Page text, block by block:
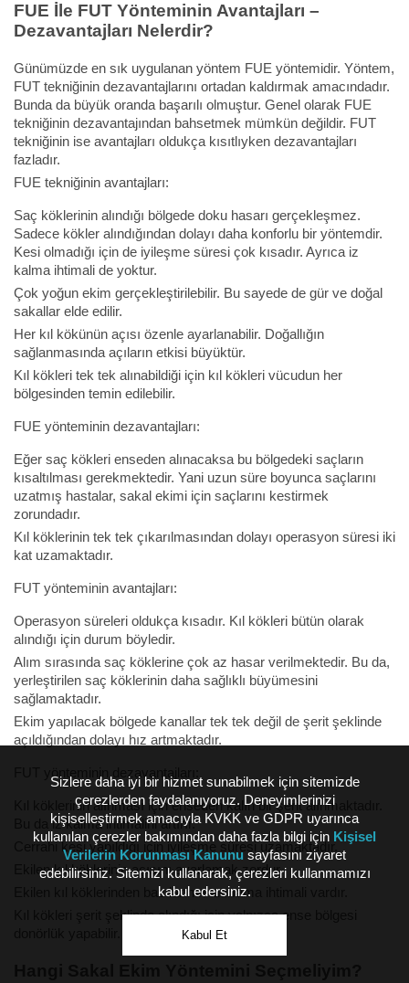
Sizlere daha iyi bir hizmet sunabilmek için sitemizde
çerezlerden faydalanıyoruz. Deneyimlerinizi
kişiselleştirmek amacıyla KVKK ve GDPR uyarınca
kullanılan çerezler bakımından daha fazla bilgi için Kişisel
Verilerin Korunması Kanunu sayfasını ziyaret
edebilirsiniz. Sitemizi kullanarak, çerezleri kullanmamızı
kabul edersiniz.
Kabul Et
FUE İle FUT Yönteminin Avantajları –
Dezavantajları Nelerdir?
Günümüzde en sık uygulanan yöntem FUE yöntemidir. Yöntem,
FUT tekniğinin dezavantajlarını ortadan kaldırmak amacındadır.
Bunda da büyük oranda başarılı olmuştur. Genel olarak FUE
tekniğinin dezavantajından bahsetmek mümkün değildir. FUT
tekniğinin ise avantajları oldukça kısıtlıyken dezavantajları
fazladır.
FUE tekniğinin avantajları:
Saç köklerinin alındığı bölgede doku hasarı gerçekleşmez.
Sadece kökler alındığından dolayı daha konforlu bir yöntemdir.
Kesi olmadığı için de iyileşme süresi çok kısadır. Ayrıca iz
kalma ihtimali de yoktur.
Çok yoğun ekim gerçekleştirilebilir. Bu sayede de gür ve doğal
sakallar elde edilir.
Her kıl kökünün açısı özenle ayarlanabilir. Doğallığın
sağlanmasında açıların etkisi büyüktür.
Kıl kökleri tek tek alınabildiği için kıl kökleri vücudun her
bölgesinden temin edilebilir.
FUE yönteminin dezavantajları:
Eğer saç kökleri enseden alınacaksa bu bölgedeki saçların
kısaltılması gerekmektedir. Yani uzun süre boyunca saçlarını
uzatmış hastalar, sakal ekimi için saçlarını kestirmek
zorundadır.
Kıl köklerinin tek tek çıkarılmasından dolayı operasyon süresi iki
kat uzamaktadır.
FUT yönteminin avantajları:
Operasyon süreleri oldukça kısadır. Kıl kökleri bütün olarak
alındığı için durum böyledir.
Alım sırasında saç köklerine çok az hasar verilmektedir. Bu da,
yerleştirilen saç köklerinin daha sağlıklı büyümesini
sağlamaktadır.
Ekim yapılacak bölgede kanallar tek tek değil de şerit şeklinde
açıldığından dolayı hız artmaktadır.
Kıl köklerinin alınması için enseden kalın bir şerit alınmaktadır.
Bu da iz kalma ihtimalini artırır.
Cerrahi kesi yapıldığı için iyileşme süresi uzamaktadır.
Ekilen kıl köklerinin açısını ayarlamak zordur.
Ekilen kıl köklerinden bazılarının tutmama ihtimali vardır.
Kıl kökleri şerit şeklinde alındığı için yalnızca ense bölgesi